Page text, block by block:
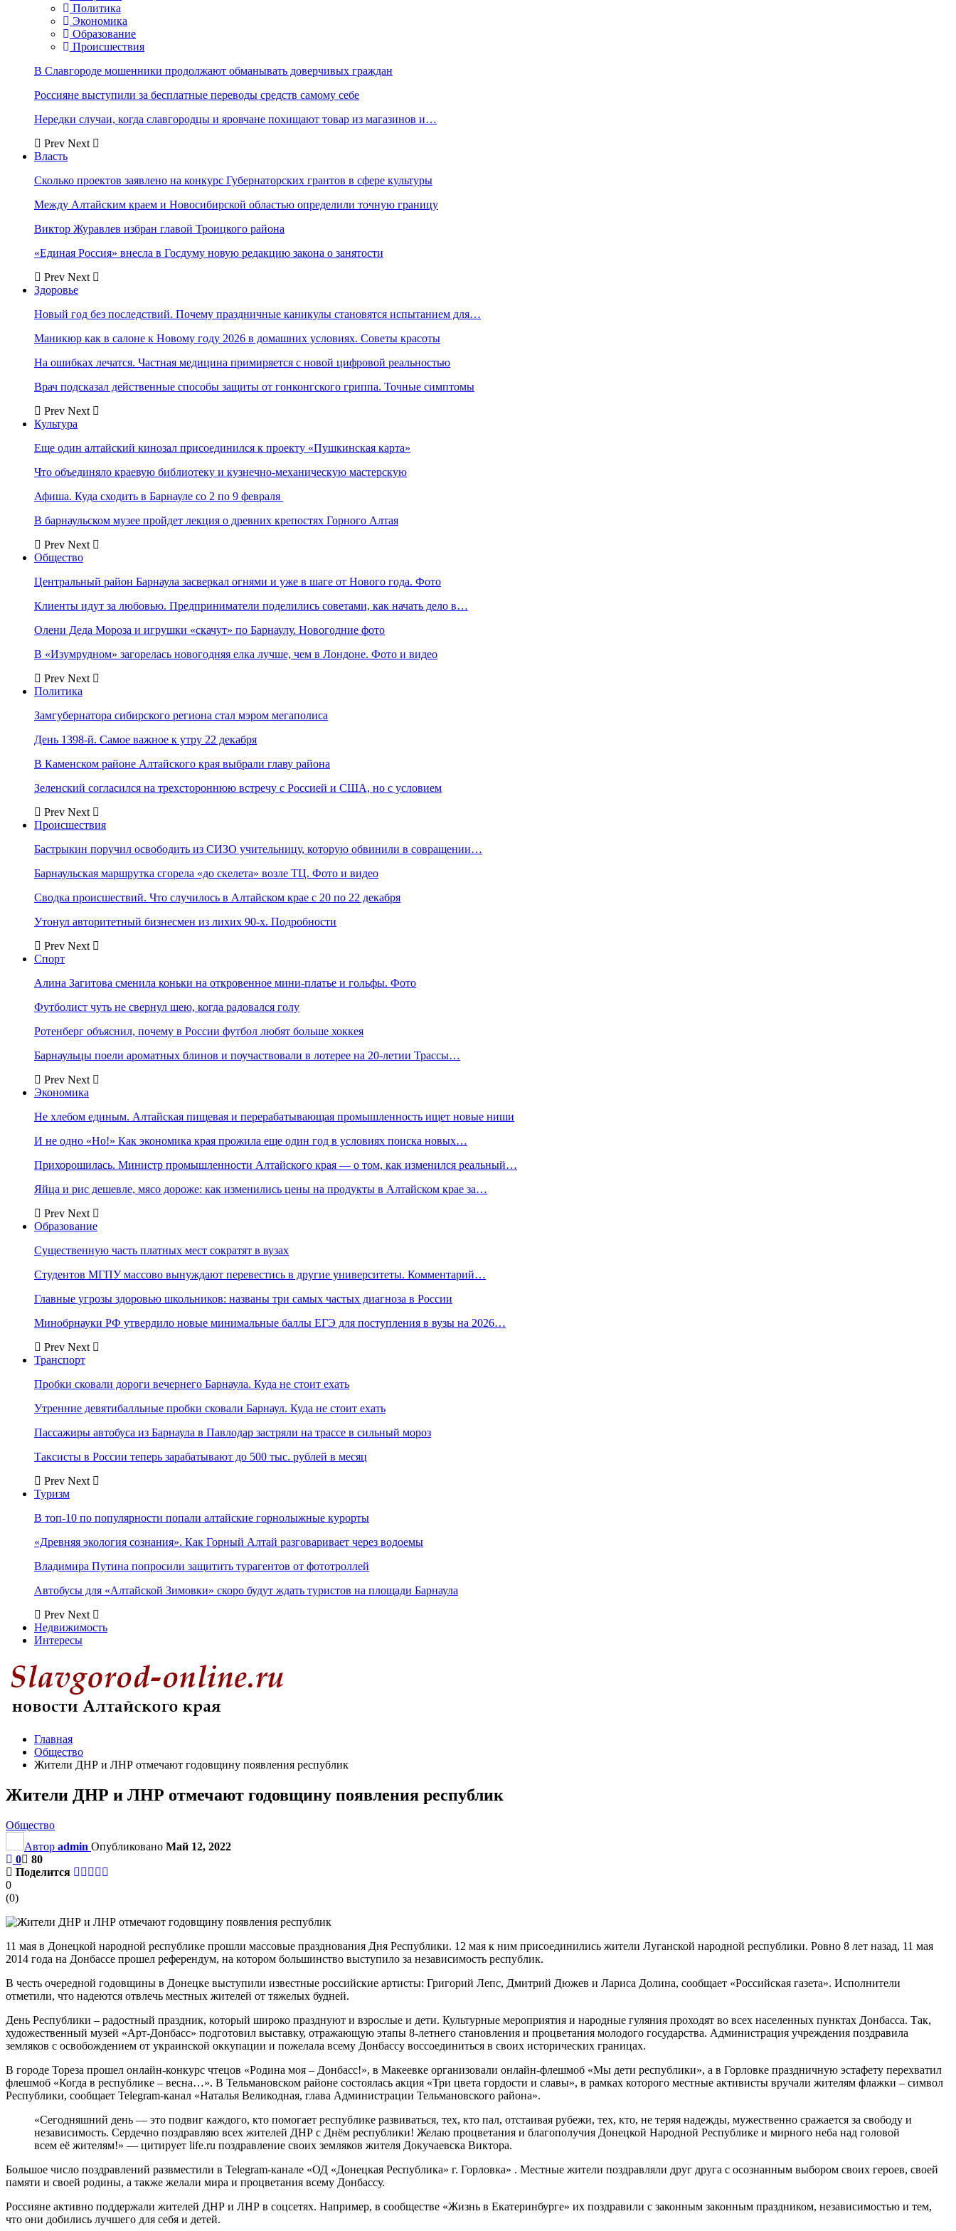
Политика
Экономика
Образование
Происшествия
В Славгороде мошенники продолжают обманывать доверчивых граждан
Россияне выступили за бесплатные переводы средств самому себе
Нередки случаи, когда славгородцы и яровчане похищают товар из магазинов и…
Prev Next
Власть
Сколько проектов заявлено на конкурс Губернаторских грантов в сфере культуры
Между Алтайским краем и Новосибирской областью определили точную границу
Виктор Журавлев избран главой Троицкого района
«Единая Россия» внесла в Госдуму новую редакцию закона о занятости
Prev Next
Здоровье
Новый год без последствий. Почему праздничные каникулы становятся испытанием для…
Маникюр как в салоне к Новому году 2026 в домашних условиях. Советы красоты
На ошибках лечатся. Частная медицина примиряется с новой цифровой реальностью
Врач подсказал действенные способы защиты от гонконгского гриппа. Точные симптомы
Prev Next
Культура
Еще один алтайский кинозал присоединился к проекту «Пушкинская карта»
Что объединяло краевую библиотеку и кузнечно-механическую мастерскую
Афиша. Куда сходить в Барнауле со 2 по 9 февраля
В барнаульском музее пройдет лекция о древних крепостях Горного Алтая
Prev Next
Общество
Центральный район Барнаула засверкал огнями и уже в шаге от Нового года. Фото
Клиенты идут за любовью. Предприниматели поделились советами, как начать дело в…
Олени Деда Мороза и игрушки «скачут» по Барнаулу. Новогодние фото
В «Изумрудном» загорелась новогодняя елка лучше, чем в Лондоне. Фото и видео
Prev Next
Политика
Замгубернатора сибирского региона стал мэром мегаполиса
День 1398-й. Самое важное к утру 22 декабря
В Каменском районе Алтайского края выбрали главу района
Зеленский согласился на трехстороннюю встречу с Россией и США, но с условием
Prev Next
Происшествия
Бастрыкин поручил освободить из СИЗО учительницу, которую обвинили в совращении…
Барнаульская маршрутка сгорела «до скелета» возле ТЦ. Фото и видео
Сводка происшествий. Что случилось в Алтайском крае с 20 по 22 декабря
Утонул авторитетный бизнесмен из лихих 90-х. Подробности
Prev Next
Спорт
Алина Загитова сменила коньки на откровенное мини-платье и гольфы. Фото
Футболист чуть не свернул шею, когда радовался голу
Ротенберг объяснил, почему в России футбол любят больше хоккея
Барнаульцы поели ароматных блинов и поучаствовали в лотерее на 20-летии Трассы…
Prev Next
Экономика
Не хлебом единым. Алтайская пищевая и перерабатывающая промышленность ищет новые ниши
И не одно «Но!» Как экономика края прожила еще один год в условиях поиска новых…
Прихорошилась. Министр промышленности Алтайского края — о том, как изменился реальный…
Яйца и рис дешевле, мясо дороже: как изменились цены на продукты в Алтайском крае за…
Prev Next
Образование
Существенную часть платных мест сократят в вузах
Студентов МГПУ массово вынуждают перевестись в другие университеты. Комментарий…
Главные угрозы здоровью школьников: названы три самых частых диагноза в России
Минобрнауки РФ утвердило новые минимальные баллы ЕГЭ для поступления в вузы на 2026…
Prev Next
Транспорт
Пробки сковали дороги вечернего Барнаула. Куда не стоит ехать
Утренние девятибалльные пробки сковали Барнаул. Куда не стоит ехать
Пассажиры автобуса из Барнаула в Павлодар застряли на трассе в сильный мороз
Таксисты в России теперь зарабатывают до 500 тыс. рублей в месяц
Prev Next
Туризм
В топ-10 по популярности попали алтайские горнолыжные курорты
«Древняя экология сознания». Как Горный Алтай разговаривает через водоемы
Владимира Путина попросили защитить турагентов от фототроллей
Автобусы для «Алтайской Зимовки» скоро будут ждать туристов на площади Барнаула
Prev Next
Недвижимость
Интересы
Главная
Общество
Жители ДНР и ЛНР отмечают годовщину появления республик
Жители ДНР и ЛНР отмечают годовщину появления республик
Общество
Автор admin Опубликовано Май 12, 2022
0
80
Поделится
0
(0)
11 мая в Донецкой народной республике прошли массовые празднования Дня Республики. 12 мая к ним присоединились жители Луганской народной республики. Ровно 8 лет назад, 11 мая
2014 года на Донбассе прошел референдум, на котором большинство выступило за независимость республик.
В честь очередной годовщины в Донецке выступили известные российские артисты: Григорий Лепс, Дмитрий Дюжев и Лариса Долина, сообщает «Российская газета». Исполнители
отметили, что надеются отвлечь местных жителей от тяжелых будней.
День Республики – радостный праздник, который широко празднуют и взрослые и дети. Культурные мероприятия и народные гуляния проходят во всех населенных пунктах Донбасса. Так,
художественный музей «Арт-Донбасс» подготовил выставку, отражающую этапы 8-летнего становления и процветания молодого государства. Администрация учреждения поздравила
земляков с освобождением от украинской оккупации и пожелала всему Донбассу воссоединиться в своих исторических границах.
В городе Тореза прошел онлайн-конкурс чтецов «Родина моя – Донбасс!», в Макеевке организовали онлайн-флешмоб «Мы дети республики», а в Горловке праздничную эстафету перехватил
флешмоб «Когда в республике – весна…». В Тельмановском районе состоялась акция «Три цвета гордости и славы», в рамках которого местные активисты вручали жителям флажки – символ
Республики, сообщает Telegram-канал «Наталья Великодная, глава Администрации Тельмановского района».
«Сегодняшний день — это подвиг каждого, кто помогает республике развиваться, тех, кто пал, отстаивая рубежи, тех, кто, не теряя надежды, мужественно сражается за свободу и
независимость. Сердечно поздравляю всех жителей ДНР с Днём республики! Желаю процветания и благополучия Донецкой Народной Республике и мирного неба над головой
всем её жителям!» — цитирует life.ru поздравление своих земляков жителя Докучаевска Виктора.
Большое число поздравлений развместили в Telegram-канале «ОД «Донецкая Республика» г. Горловка» . Местные жители поздравляли друг друга с осознанным выбором своих героев, своей
памяти и своей родины, а также желали мира и процветания всему Донбассу.
Россияне активно поддержали жителей ДНР и ЛНР в соцсетях. Например, в сообществе «Жизнь в Екатеринбурге» их поздравили с законным законным праздником, независимостью и тем,
что они добились лучшего для себя и детей.